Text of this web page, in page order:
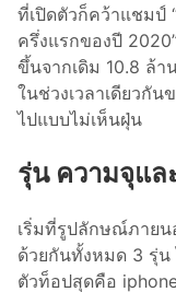
ที่เปิดตัวก็คว้าแชมป์
ครึ่งแรกของปี
ขึ้นจากเดิม 10.8 ล้า
ในช่วงเวลาเดียวกั
ไปแบบไม่เห็นฝุ่น
รุ่น ความจุแล
เริ่มที่รูปลักษณ์ภายน
ด้วยกันทั้งหมด 3 รุ่น
ตัวท็อปสุดคือ